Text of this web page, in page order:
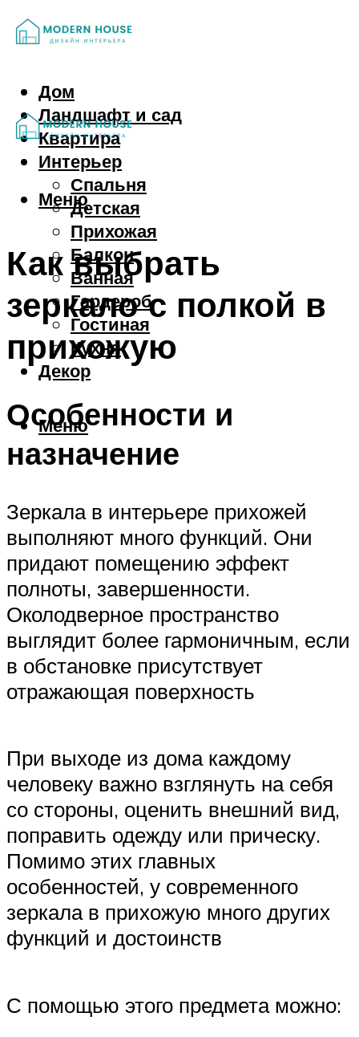
Дом
Ландшафт и сад
Квартира
Интерьер
Спальня
Детская
Прихожая
Балкон
Ванная
Гардероб
Гостиная
Кухня
Декор
Меню
Меню
Как выбрать
зеркало с полкой в
прихожую
Особенности и
назначение
Зеркала в интерьере прихожей
выполняют много функций. Они
придают помещению эффект
полноты, завершенности.
Околодверное пространство
выглядит более гармоничным, если
в обстановке присутствует
отражающая поверхность
При выходе из дома каждому
человеку важно взглянуть на себя
со стороны, оценить внешний вид,
поправить одежду или прическу.
Помимо этих главных
особенностей, у современного
зеркала в прихожую много других
функций и достоинств
С помощью этого предмета можно: